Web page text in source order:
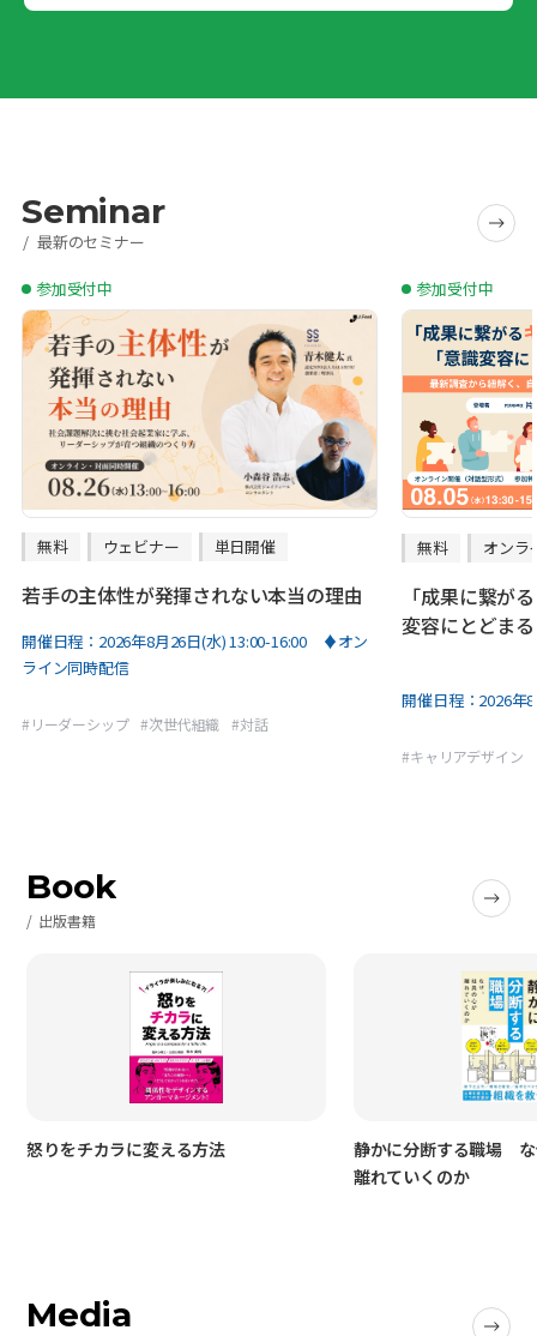
Seminar
最新のセミナー
参加受付中
無料 ウェビナー 単日開催
若手の主体性が発揮されない本当の理由
開催日程： 2026年8月26日(水) 13:00-16:00 ♦オン
ライン同時配信
# リーダーシップ #次世代組織 #対話
参加受付中
無料 オンラ
「成果に繋が
変容にとどま
開催日程： 2026年
#キャリアデザイン
Book
出版書籍
怒りをチカラに変える方法
静かに分断する職場
離れていくのか
Media